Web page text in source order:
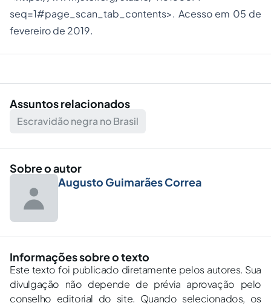
seq=1#page_scan_tab_contents>. Acesso em 05 de
fevereiro de 2019.
Assuntos relacionados
Escravidão negra no Brasil
Sobre o autor
Augusto Guimarães Correa
Informações sobre o texto
Este texto foi publicado diretamente pelos autores. Sua
divulgação não depende de prévia aprovação pelo
conselho editorial do site. Quando selecionados, os